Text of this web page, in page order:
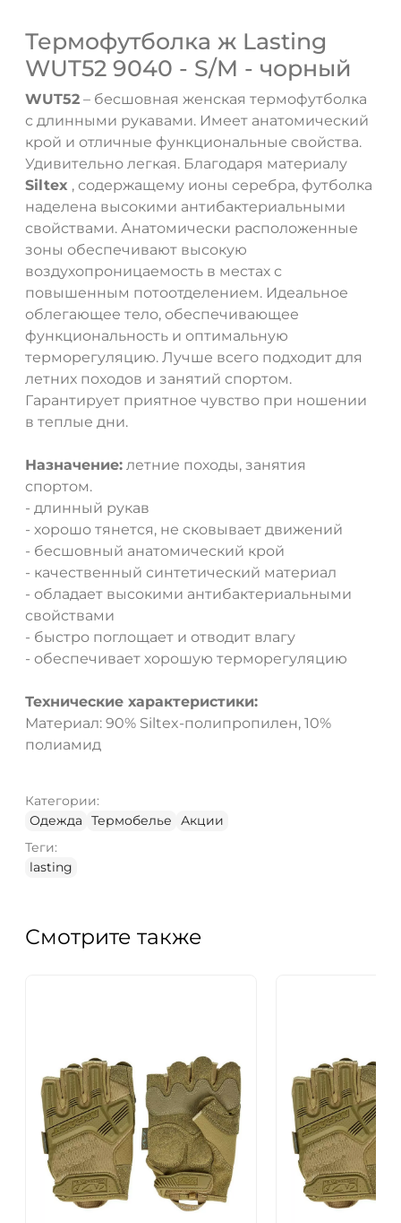
Термофутболка ж Lasting
WUT52 9040 - S/M - чорный
WUT52 – бесшовная женская термофутболка
с длинными рукавами. Имеет анатомический
крой и отличные функциональные свойства.
Удивительно легкая. Благодаря материалу
Siltex , содержащему ионы серебра, футболка
наделена высокими антибактериальными
свойствами. Анатомически расположенные
зоны обеспечивают высокую
воздухопроницаемость в местах с
повышенным потоотделением. Идеальное
облегающее тело, обеспечивающее
функциональность и оптимальную
терморегуляцию. Лучше всего подходит для
летних походов и занятий спортом.
Гарантирует приятное чувство при ношении
в теплые дни.
Назначение: летние походы, занятия
спортом.
- длинный рукав
- хорошо тянется, не сковывает движений
- бесшовный анатомический крой
- качественный синтетический материал
- обладает высокими антибактериальными
свойствами
- быстро поглощает и отводит влагу
- обеспечивает хорошую терморегуляцию
Технические характеристики:
Материал: 90% Siltex-полипропилен, 10%
полиамид
Категории:
Одежда
Термобелье
Акции
Теги:
lasting
Смотрите также
ДА НЕТ